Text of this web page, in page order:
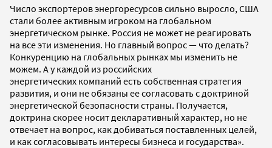
Число экспортеров энергоресурсов сильно выросло, США
стали более активным игроком на глобальном
энергетическом рынке. Россия не может не реагировать
на все эти изменения. Но главный вопрос — что делать?
Конкуренцию на глобальных рынках мы изменить не
можем. А у каждой из российских
энергетических компаний есть собственная стратегия
развития, и они не обязаны ее согласовать с доктриной
энергетической безопасности страны. Получается,
доктрина скорее носит декларативный характер, но не
отвечает на вопрос, как добиваться поставленных целей,
и как согласовывать интересы бизнеса и государства».